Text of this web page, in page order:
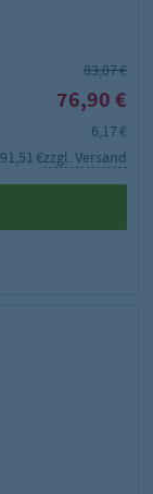
83,07 €
76,90 €
6,17 €
91,51 €zzgl. Versand